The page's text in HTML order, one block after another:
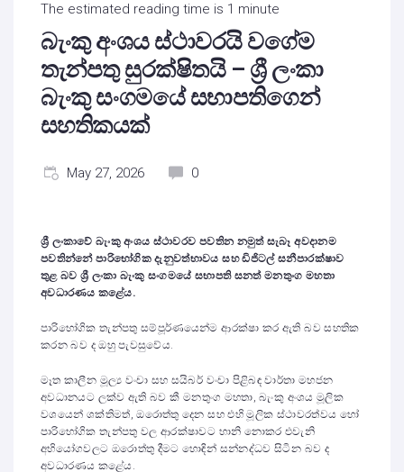
The estimated reading time is 1 minute
බැංකු අංශය ස්ථාවරයි වගේම
තැන්පතු සුරක්ෂිතයි – ශ්‍රී ලංකා
බැංකු සංගමයේ සභාපතිගෙන්
සහතිකයක්
May 27, 2026 0
ශ්‍රී ලංකාවේ බැංකු අංශය ස්ථාවරව පවතින නමුත් සැබෑ අවදානම
පවතින්නේ පාරිභෝගික දැනුවත්භාවය සහ ඩිජිටල් සනීපාරක්ෂාව
තුළ බව ශ්‍රී ලංකා බැංකු සංගමයේ සභාපති සනත් මනතුංග මහතා
අවධාරණය කළේය.
පාරිභෝගික තැන්පතු සම්පූර්ණයෙන්ම ආරක්ෂා කර ඇති බව සහතික
කරන බව ද ඔහු පැවසුවේය.
මෑත කාලීන මූල්‍ය වංචා සහ සයිබර් වංචා පිළිබඳ වාර්තා මහජන
අවධානයට ලක්ව ඇති බව කී මනතුංග මහතා, බැංකු අංශය මූලික
වශයෙන් ශක්තිමත්, ඔරොත්තු දෙන සහ එහි මූලික ස්ථාවරත්වය හෝ
පාරිභෝගික තැන්පතු වල ආරක්ෂාවට හානි නොකර එවැනි
අභියෝගවලට ඔරොත්තු දීමට හොඳින් සන්නද්ධව සිටින බව ද
අවධාරණය කළේය.